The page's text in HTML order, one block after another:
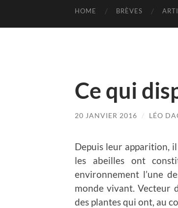
HOME BRÈVES
Ce qui
20 JANVIER 2016 / LÉO
Depuis leur apparition,
les abeilles ont
environnement l’une
monde vivant. Vecteur
des plantes qui ont, au